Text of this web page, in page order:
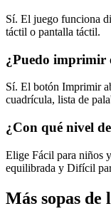
Sí. El juego funciona
táctil o pantalla táctil.
¿Puedo imprimir
Sí. El botón Imprimir
cuadrícula, lista de
¿Con qué nivel
Elige Fácil para niños
equilibrada y Difícil
Más sopas de